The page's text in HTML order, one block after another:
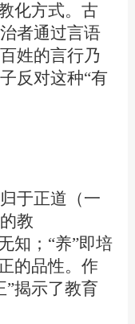
化方式。古
者通过言语
姓的言行乃
反对这种“有
于正道（一
教
知；“养”即培
的品性。作
”揭示了教育